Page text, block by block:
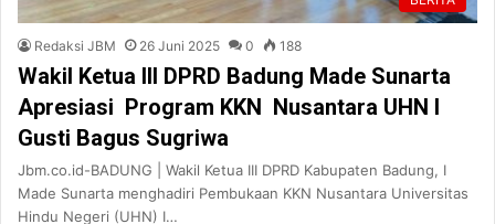
Redaksi JBM 26 Juni 2025 0 188
Wakil Ketua III DPRD Badung Made Sunarta
Apresiasi Program KKN Nusantara UHN I
Gusti Bagus Sugriwa
Jbm.co.id-BADUNG | Wakil Ketua III DPRD Kabupaten Badung, I
Made Sunarta menghadiri Pembukaan KKN Nusantara Universitas
Hindu Negeri (UHN) I…